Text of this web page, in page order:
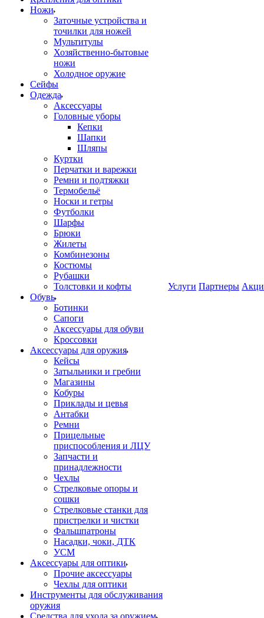
Ножи
Заточные устройства и
точилки для ножей
Мультитулы
Хозяйственно-бытовые
ножи
Холодное оружие
Сейфы
Одежда
Аксессуары
Головные уборы
Кепки
Шапки
Шляпы
Куртки
Перчатки и варежки
Ремни и подтяжки
Термобельё
Носки и гетры
Футболки
Шарфы
Брюки
Жилеты
Комбинезоны
Костюмы
Рубашки
Толстовки и кофты
Обувь
Ботинки
Сапоги
Аксессуары для обуви
Кроссовки
Аксессуары для оружия
Кейсы
Затыльники и гребни
Магазины
Кобуры
Приклады и цевья
Антабки
Ремни
Прицельные
приспособления и ЛЦУ
Запчасти и
принадлежности
Чехлы
Стрелковые опоры и
сошки
Стрелковые станки для
пристрелки и чистки
Фальшпатроны
Насадки, чоки, ДТК
УСМ
Аксессуары для оптики
Прочие аксессуары
Чехлы для оптики
Инструменты для обслуживания
оружия
Средства для ухода за оружием
Услуги Партнеры